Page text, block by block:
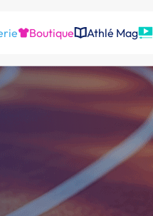
Boutique Athlé Mag